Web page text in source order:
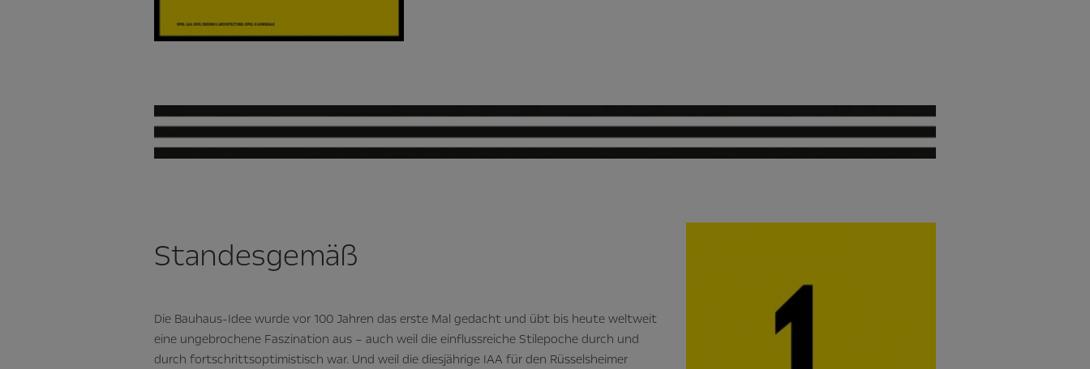
Standesgemäß
Die Bauhaus-Idee wurde vor 100 Jahren das erste Mal gedacht und übt bis heute weltweit
eine ungebrochene Faszination aus – auch weil die einflussreiche Stilepoche durch und
durch fortschrittsoptimistisch war. Und weil die diesjährige IAA für den Rüsselsheimer